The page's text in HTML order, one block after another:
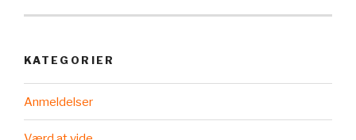
KATEGORIER
Anmeldelser